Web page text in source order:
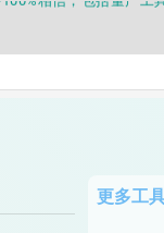
相信，包括量产工
更多工